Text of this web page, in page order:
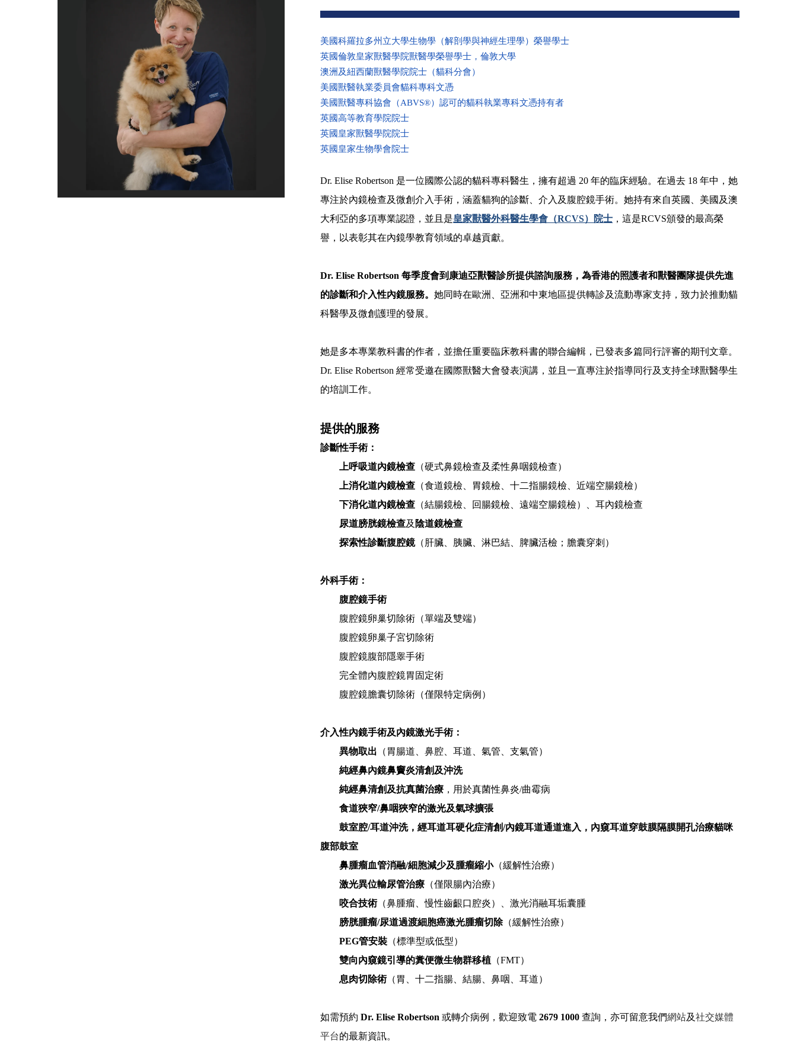
美國科羅拉多州立大學生物學（解剖學與神經生理學）榮譽學士
英國倫敦皇家獸醫學院獸醫學榮譽學士，倫敦大學
澳洲及紐西蘭獸醫學院院士（貓科分會）
美國獸醫執業委員會貓科專科文憑
美國獸醫專科協會（ABVS®）認可的貓科執業專科文憑持有者
英國高等教育學院院士
英國皇家獸醫學院院士
英國皇家生物學會院士
Dr. Elise Robertson 是一位國際公認的貓科專科醫生，擁有超過 20 年的臨床經驗。在過去 18 年中，她
專注於內鏡檢查及微創介入手術，涵蓋貓狗的診斷、介入及腹腔鏡手術。她持有來自英國、美國及澳
大利亞的多項專業認證，並且是皇家獸醫外科醫生學會（RCVS）院士 ，這是RCVS頒發的最高榮
譽，以表彰其在內鏡學教育領域的卓越貢獻。
Dr. Elise Robertson 每季度會到康迪亞獸醫診所提供諮詢服務，為香港的照護者和獸醫團隊提供先進
的診斷和介入性內鏡服務。她同時在歐洲、亞洲和中東地區提供轉診及流動專家支持，致力於推動貓
科醫學及微創護理的發展。
她是多本專業教科書的作者，並擔任重要臨床教科書的聯合編輯，已發表多篇同行評審的期刊文章。
Dr. Elise Robertson 經常受邀在國際獸醫大會發表演講，並且一直專注於指導同行及支持全球獸醫學生
的培訓工作。
提供的服務
診斷性手術：
上呼吸道內鏡檢查 （硬式鼻鏡檢查及柔性鼻咽鏡檢查）
上消化道內鏡檢查 （食道鏡檢、胃鏡檢、十二指腸鏡檢、近端空腸鏡檢）
下消化道內鏡檢查 （結腸鏡檢、回腸鏡檢、遠端空腸鏡檢）、耳內鏡檢查
尿道膀胱鏡檢查及 陰道鏡檢查
探索性診斷腹腔鏡（肝臟、胰臟、淋巴結、脾臟活檢；膽囊穿刺）
外科手術：
腹腔鏡手術
腹腔鏡卵巢切除術（單端及雙端）
腹腔鏡卵巢子宮切除術
腹腔鏡腹部隱睾手術
完全體內腹腔鏡胃固定術
腹腔鏡膽囊切除術（僅限特定病例）
介入性內鏡手術及內鏡激光手術：
異物取出 （胃腸道、鼻腔、耳道、氣管、支氣管）
純經鼻內鏡鼻竇炎清創及沖洗
純經鼻清創及抗真菌治療 ，用於真菌性鼻炎/曲霉病
食道狹窄/鼻咽狹窄的激光及氣球擴張
鼓室腔/耳道沖洗，經耳道耳硬化症清創/內鏡耳道通道進入，內窺耳道穿鼓膜隔膜開孔治療貓咪
腹部鼓室
鼻腫瘤血管消融/細胞減少及腫瘤縮小（緩解性治療）
激光異位輸尿管治療 （僅限腸內治療）
咬合技術（鼻腫瘤、慢性齒齦口腔炎）、激光消融耳垢囊腫
膀胱腫瘤/尿道過渡細胞癌激光腫瘤切除（緩解性治療）
PEG管安裝 （標準型或低型）
雙向內窺鏡引導的糞便微生物群移植 （FMT）
息肉切除術（胃、十二指腸、結腸、鼻咽、耳道）
如需預約Dr. Elise Robertson 或轉介病例，歡迎致電2679 1000 查詢，亦可留意我們網站及社交媒體
平台的最新資訊。